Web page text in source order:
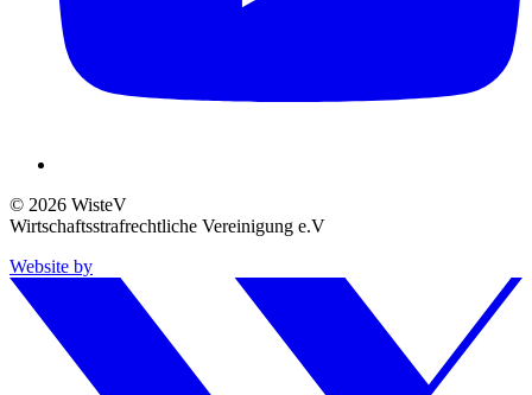
© 2026 WisteV
Wirtschaftsstrafrechtliche Vereinigung e.V
Website by